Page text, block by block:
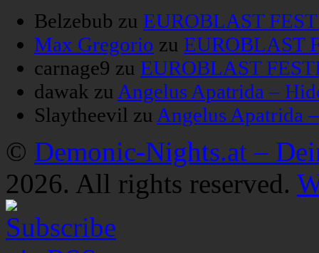
Belzebub zu EUROBLAST
Max Gregorio zu EUROBLAST
carnage9 zu EUROBLAST
dawak zu Angelus Apatrida –
Slaytheevil zu Angelus Apatrida
© Demonic-Nights.at –
2026. All rights reserved.